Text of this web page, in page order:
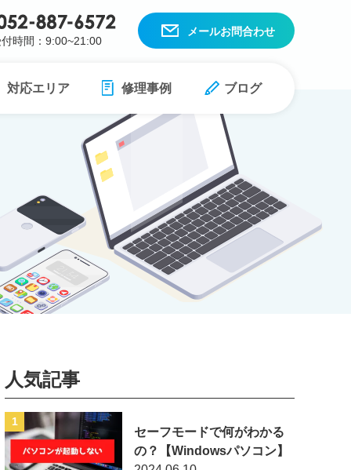
時間：9:00~21:00
メールお問合わせ
対応エリア 修理事例 ブログ
人気記事
セーフモードで何がわかる
の？【Windowsパソコン】